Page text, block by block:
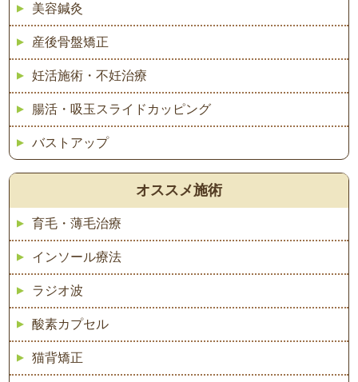
美容鍼灸
産後骨盤矯正
妊活施術・不妊治療
腸活・吸玉スライドカッピング
バストアップ
オススメ施術
育毛・薄毛治療
インソール療法
ラジオ波
酸素カプセル
猫背矯正